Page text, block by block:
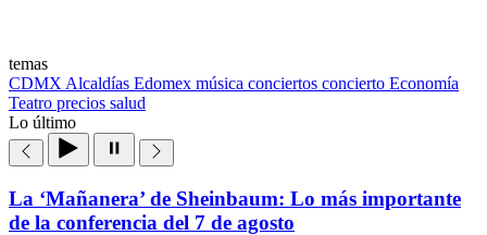
temas
CDMX Alcaldías Edomex música conciertos concierto Economía
Teatro precios salud
Lo último
La ‘Mañanera’ de Sheinbaum: Lo más importante
de la conferencia del 7 de agosto